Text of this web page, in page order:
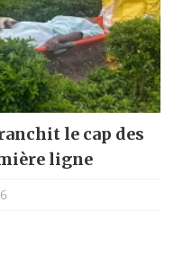
le cap des
ligne